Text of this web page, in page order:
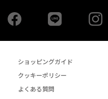
Facebook
ショッピングガイド
クッキーポリシー
よくある質問